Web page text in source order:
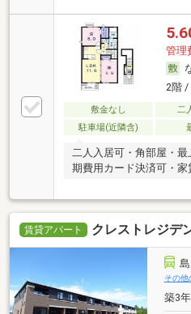
管理
2階 /
敷金なし 二
駐車場(近隣含)
二人入居可・角部屋・
期費用カード決済可・
賃貸アパート クレストレジデ
その他
築3